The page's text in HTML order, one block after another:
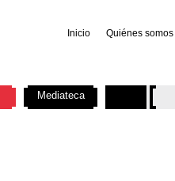
Inicio Quiénes somos
Mediateca